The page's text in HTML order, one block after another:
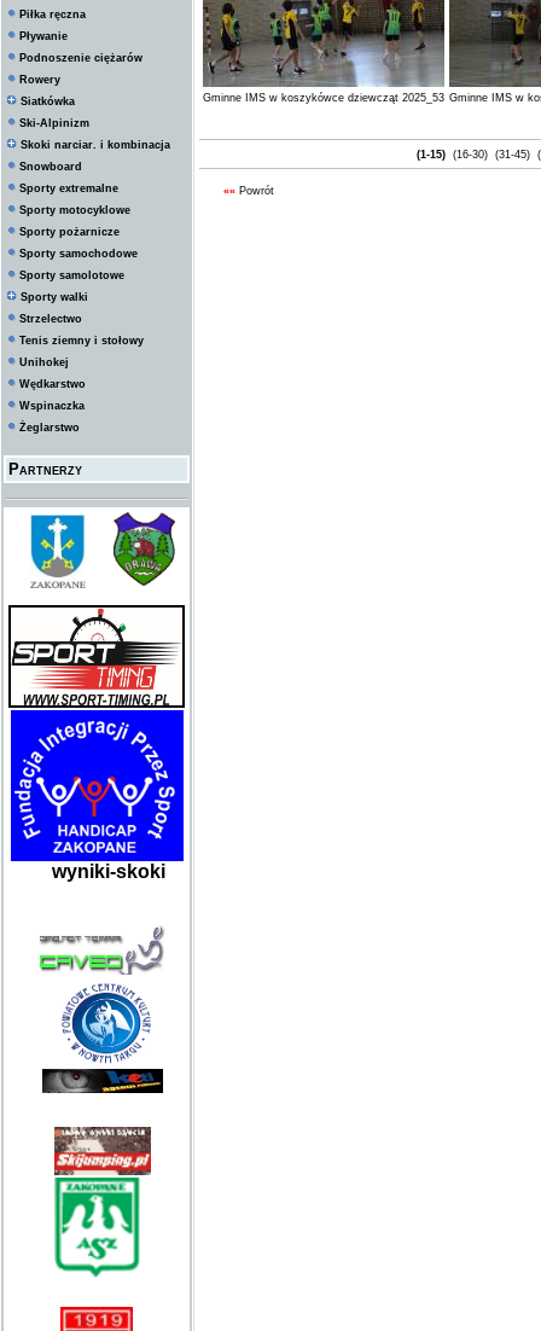
Piłka ręczna
Pływanie
Podnoszenie ciężarów
Rowery
Siatkówka
Ski-Alpinizm
Skoki narciar. i kombinacja
Snowboard
Sporty extremalne
Sporty motocyklowe
Sporty pożarnicze
Sporty samochodowe
Sporty samolotowe
Sporty walki
Strzelectwo
Tenis ziemny i stołowy
Unihokej
Wędkarstwo
Wspinaczka
Żeglarstwo
Partnerzy
wyniki-skoki
Gminne IMS w koszykówce dziewcząt 2025_53 Gminne IMS w
(1-15) (16-30) (31-45)
«« Powrót